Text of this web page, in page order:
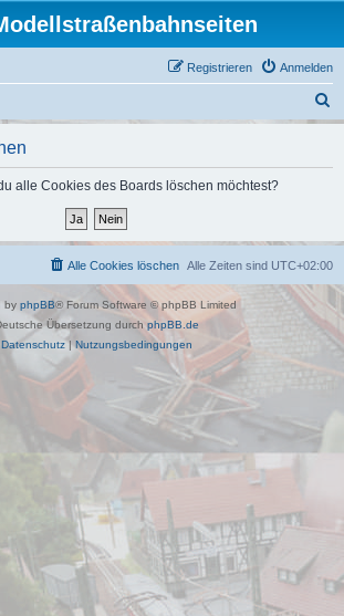
Anmelden
Registrieren
u
alle Cookies des Boards löschen möchtest?
Alle Zeiten sind UTC+02:00
Alle Cookies löschen
by phpBB® Forum Software © phpBB Limited
Übersetzung durchphpBB.de
Datenschutz|Nutzungsbedingungen